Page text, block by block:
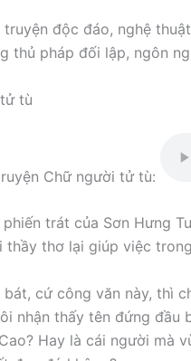
truyện độc đáo, nghệ
thủ pháp đối lập, ngôn
tù
Chữ người tử tù:
trát của Sơn Hưng
thầy thơ lại giúp việc
bát, cứ công văn này, thì
nhận thấy tên đứng đầu
Hay là cái người mà